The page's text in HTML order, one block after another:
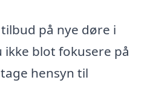
på nye døre i
ikke blot fokusere på
hensyn til